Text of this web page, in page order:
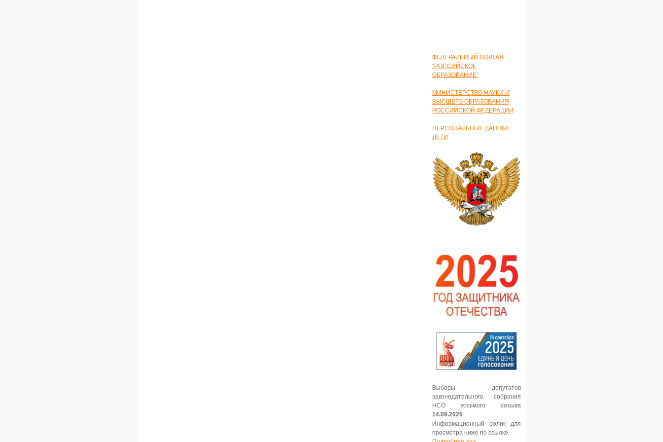
ФЕДЕРАЛЬНЫЙ ПОРТАЛ
"РОССИЙСКОЕ
ОБРАЗОВАНИЕ"
МИНИСТЕРСТВО НАУКИ И
ВЫСШЕГО ОБРАЗОВАНИЯ
РОССИЙСКОЙ ФЕДЕРАЦИИ
ПЕРСОНАЛЬНЫЕ ДАННЫЕ
ДЕТИ
Выборы депутатов
законодательного собрания
НСО восьмого созыва
14.09.2025
Информационный ролик для
просмотра ниже по ссылке.